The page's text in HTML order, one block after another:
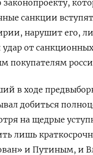
законопроекту,
санкции
нарушит его,
удар от
покупателям
в ходе
добиться
на щедрые
лишь
и Путиным, и